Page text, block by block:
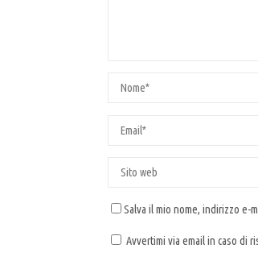
Salva il mio nome, indirizzo e-
Avvertimi via email in caso di